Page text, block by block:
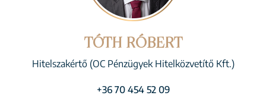
TÓTH RÓBERT
Hitelszakértő (OC Pénzügyek Hitelközvetítő Kft.)
+36 70 454 52 09